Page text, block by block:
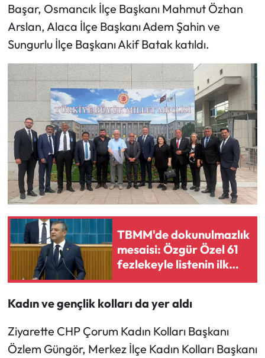
Başar, Osmancık İlçe Başkanı Mahmut Özhan
Arslan, Alaca İlçe Başkanı Adem Şahin ve
Sungurlu İlçe Başkanı Akif Batak katıldı.
TBMM'de dokunulmazlık
mesaisi: Özgür Özel 61
fezlekeyle listenin ilk
sırasında
Kadın ve gençlik kolları da yer aldı
Ziyarette CHP Çorum Kadın Kolları Başkanı
Özlem Güngör, Merkez İlçe Kadın Kolları Başkanı
Magazin
Mecitözü Haberleri
Oğuzlar Haberleri
Ortaköy Haberleri
Osmancık Haberleri
Otomotiv
Resmi İlan
Resmi Reklam
Sağlık
Siyaset
Spor
Sungurlu Haberleri